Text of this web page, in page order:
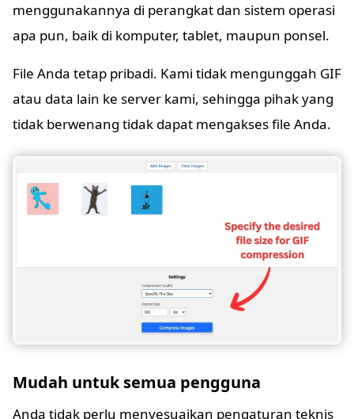
menggunakannya di perangkat dan sistem operasi
apa pun, baik di komputer, tablet, maupun ponsel.
File Anda tetap pribadi. Kami tidak mengunggah GIF
atau data lain ke server kami, sehingga pihak yang
tidak berwenang tidak dapat mengakses file Anda.
Mudah untuk semua pengguna
Anda tidak perlu menyesuaikan pengaturan teknis